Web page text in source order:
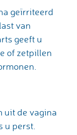
geïrriteerd
van
geeft u
of zetpillen
uit de vagina
u perst.